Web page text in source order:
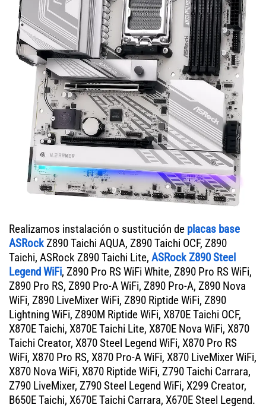
Realizamos instalación o sustitución de placas base
ASRockZ890 Taichi AQUA, Z890 Taichi OCF, Z890
Taichi, ASRock Z890 Taichi Lite, ASRock Z890 Steel
Legend WiFi, Z890 Pro RS WiFi White, Z890 Pro RS WiFi,
Z890 Pro RS, Z890 Pro-A WiFi, Z890 Pro-A, Z890 Nova
WiFi, Z890 LiveMixer WiFi, Z890 Riptide WiFi, Z890
Lightning WiFi, Z890M Riptide WiFi, X870E Taichi OCF,
X870E Taichi, X870E Taichi Lite, X870E Nova WiFi, X870
Taichi Creator, X870 Steel Legend WiFi, X870 Pro RS
WiFi, X870 Pro RS, X870 Pro-A WiFi, X870 LiveMixer WiFi,
X870 Nova WiFi, X870 Riptide WiFi, Z790 Taichi Carrara,
Z790 LiveMixer, Z790 Steel Legend WiFi, X299 Creator,
B650E Taichi, X670E Taichi Carrara, X670E Steel Legend.